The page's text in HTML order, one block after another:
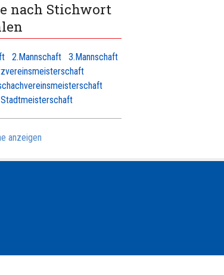
nach Stichwort
2.Mannschaft
3.Mannschaft
Stadtmeisterschaft
anzeigen